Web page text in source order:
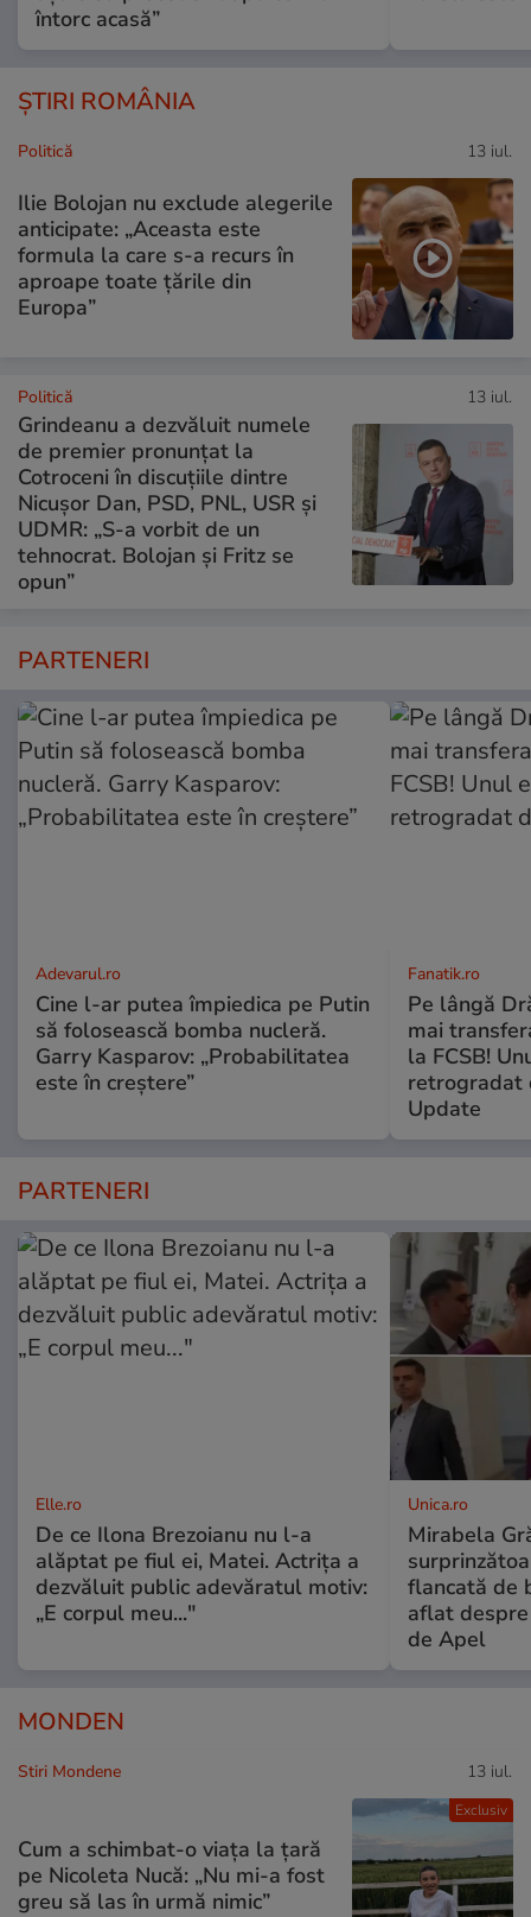
întorc acasă”
ȘTIRI ROMÂNIA
Politică 13 iul.
Ilie Bolojan nu exclude alegerile
anticipate: „Aceasta este
formula la care s-a recurs în
aproape toate ţările din
Europa”
Politică 13 iul.
Grindeanu a dezvăluit numele
de premier pronunțat la
Cotroceni în discuțiile dintre
Nicușor Dan, PSD, PNL, USR și
UDMR: „S-a vorbit de un
tehnocrat. Bolojan și Fritz se
opun”
PARTENERI
Adevarul.ro
Cine l-ar putea împiedica pe Putin
să folosească bomba nucleră.
Garry Kasparov: „Probabilitatea
este în creștere”
Fanatik.ro
Pe lângă
mai
la FCSB!
retrogradat
Update
PARTENERI
Elle.ro
De ce Ilona Brezoianu nu l-a
alăptat pe fiul ei, Matei. Actrița a
dezvăluit public adevăratul motiv:
„E corpul meu..."
Unica.ro
Mirabela
flancată de
aflat
de Apel
MONDEN
Exclusiv
Stiri Mondene 13 iul.
Cum a schimbat-o viața la țară
pe Nicoleta Nucă: „Nu mi-a fost
greu să las în urmă nimic”